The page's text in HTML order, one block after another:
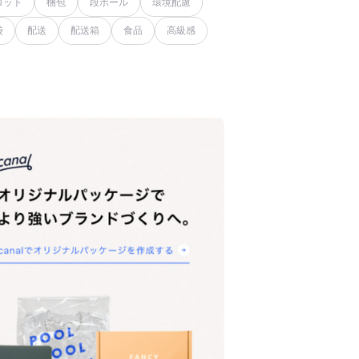
ット 梱包 段ボール 環境配慮
配送 配送箱 食品 高級感